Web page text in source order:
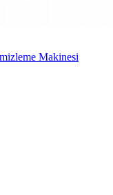
Makinesi